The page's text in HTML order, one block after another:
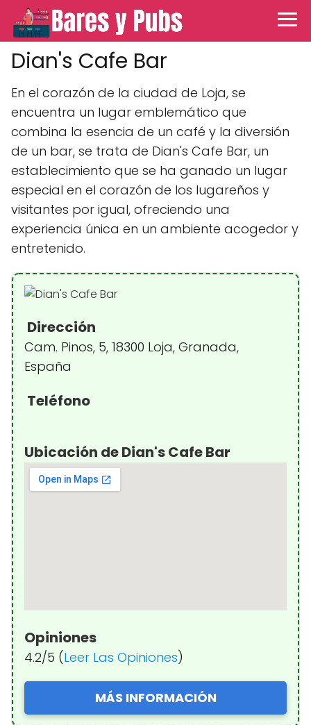
Dian's Cafe Bar
En el corazón de la ciudad de Loja, se
encuentra un lugar emblemático que
combina la esencia de un café y la diversión
de un bar, se trata de Dian's Cafe Bar, un
establecimiento que se ha ganado un lugar
especial en el corazón de los lugareños y
visitantes por igual, ofreciendo una
experiencia única en un ambiente acogedor y
entretenido.
Dirección
Cam. Pinos, 5, 18300 Loja, Granada,
España
Teléfono
Ubicación de Dian's Cafe Bar
Opiniones
4.2/5 (Leer Las Opiniones)
MÁS INFORMACIÓN